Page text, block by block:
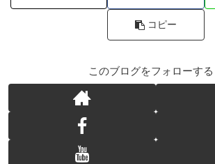
コピー
このブログをフォローする